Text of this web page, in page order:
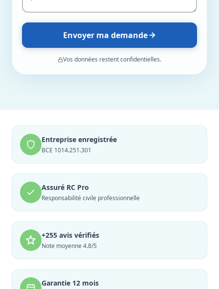
Envoyer ma demande
Vos données restent confidentielles.
Entreprise enregistrée
BCE 1014.251.301
Assuré RC Pro
Responsabilité civile professionnelle
+255 avis vérifiés
Note moyenne 4.8/5
Garantie 12 mois